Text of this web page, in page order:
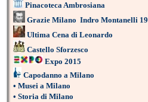
Pinacoteca Ambrosiana
Grazie Milano Indro Montanelli
Ultima Cena di Leonardo
Castello Sforzesco
Expo 2015
Capodanno a Milano
• Musei a Milano
• Storia di Milano